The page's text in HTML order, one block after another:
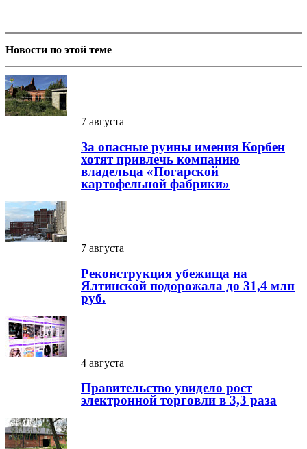
Новости по этой теме
7 августа
За опасные руины имения Корбен
хотят привлечь компанию
владельца «Погарской
картофельной фабрики»
7 августа
Реконструкция убежища на
Ялтинской подорожала до 31,4 млн
руб.
4 августа
Правительство увидело рост
электронной торговли в 3,3 раза